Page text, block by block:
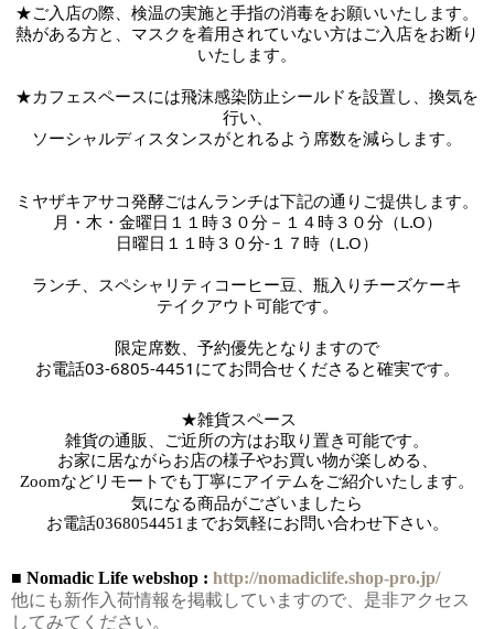
★ご入店の際、検温の実施と手指の消毒をお願いいたします。
熱がある方と、マスクを着用されていない方はご入店をお断り
いたします。
★カフェスペースには飛沫感染防止シールドを設置し、換気を
行い、
ソーシャルディスタンスがとれるよう席数を減らします。
ミヤザキアサコ発酵ごはんランチは下記の通りご提供します。
月・木・金曜日１１時３０分－１４時３０分（L.O）
日曜日１１時３０分-１７時 （L.O）
ランチ、スペシャリティコーヒー豆、瓶入りチーズケーキ
テイクアウト可能です。
限定席数、予約優先となりますので
お電話03-6805-4451にてお問合せくださると確実です。
★雑貨スペース
雑貨の通販、ご近所の方はお取り置き可能です。
お家に居ながらお店の様子やお買い物が楽しめる、
Zoomなどリモートでも丁寧にアイテムをご紹介いたします。
気になる商品がございましたら
お電話0368054451までお気軽にお問い合わせ下さい。
■ Nomadic Life webshop : http://nomadiclife.shop-pro.jp/
他にも新作入荷情報を掲載していますので、是非アクセス
してみてください。